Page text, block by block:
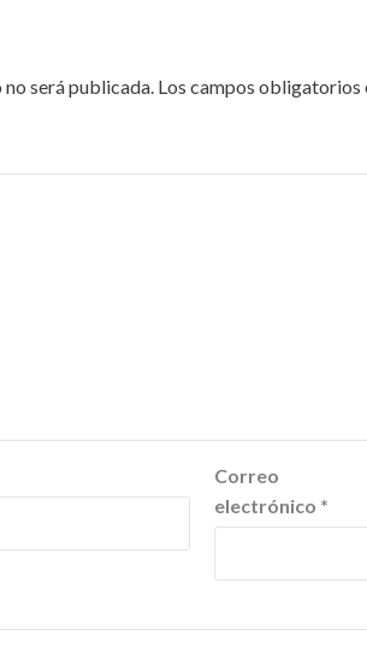
será publicada. Los campos obligatorios
Correo
electrónico *